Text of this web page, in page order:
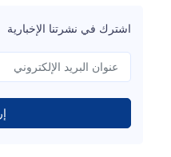
اشترك في نشرتنا الإخبارية